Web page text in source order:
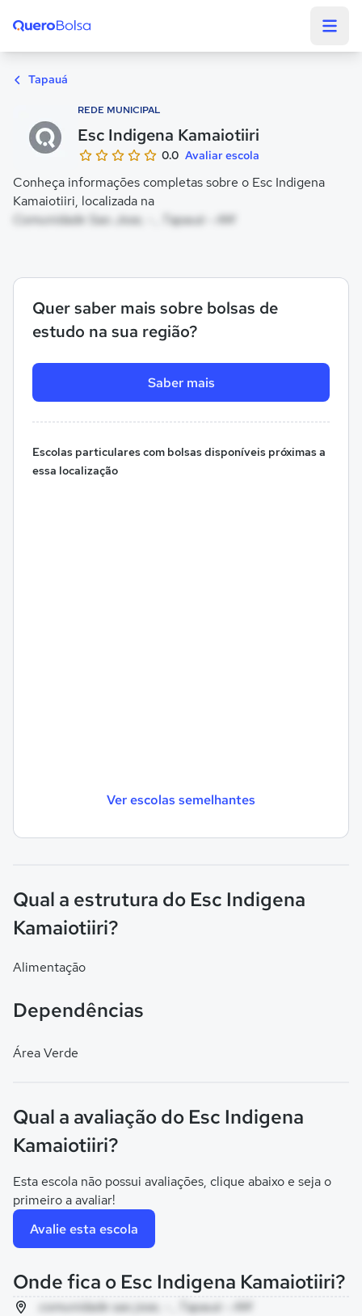
Tapauá
REDE MUNICIPAL
Esc Indigena Kamaiotiiri
0.0 Avaliar escola
Conheça informações completas sobre o Esc Indigena
Kamaiotiiri, localizada na
Comunidade Sao Jose, - , Tapauá - AM
Quer saber mais sobre bolsas de
estudo na sua região?
Saber mais
Escolas particulares com bolsas disponíveis próximas a
essa localização
Ver escolas semelhantes
Qual a estrutura do Esc Indigena
Kamaiotiiri?
Alimentação
Dependências
Área Verde
Qual a avaliação do Esc Indigena
Kamaiotiiri?
Esta escola não possui avaliações, clique abaixo e seja o
primeiro a avaliar!
Avalie esta escola
Onde fica o Esc Indigena Kamaiotiiri?
comunidade sao jose, - , Tapauá - AM